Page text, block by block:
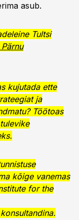
asub.
Tultsi
kujutada ette
ja
Töötoas
kõige vanemas
for the